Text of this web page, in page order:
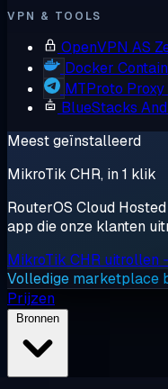
VPN & TOOLS
OpenVPN AS
Docker
MTProto Proxy
BlueStacks
Meest geïnstalleerd
MikroTik CHR, in 1 klik
RouterOS Cloud
app die onze klanten
MikroTik CHR uitrollen
Volledige marketplace
Prijzen